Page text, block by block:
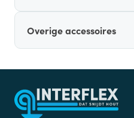
Overige accessoires